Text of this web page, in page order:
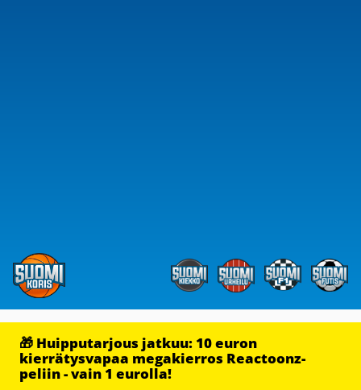
🎁 Huipputarjous jatkuu: 10 euron
kierrätysvapaa megakierros Reactoonz-
peliin - vain 1 eurolla!